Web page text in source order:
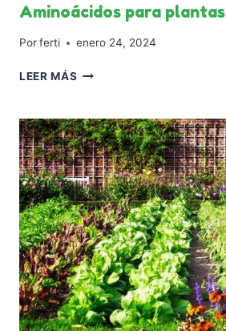
Aminoácidos para plantas
Porferti enero 24, 2024
LEER MÁS AMINOÁCIDOS